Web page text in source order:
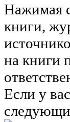
Нажимая
книги,
на книги
Если у